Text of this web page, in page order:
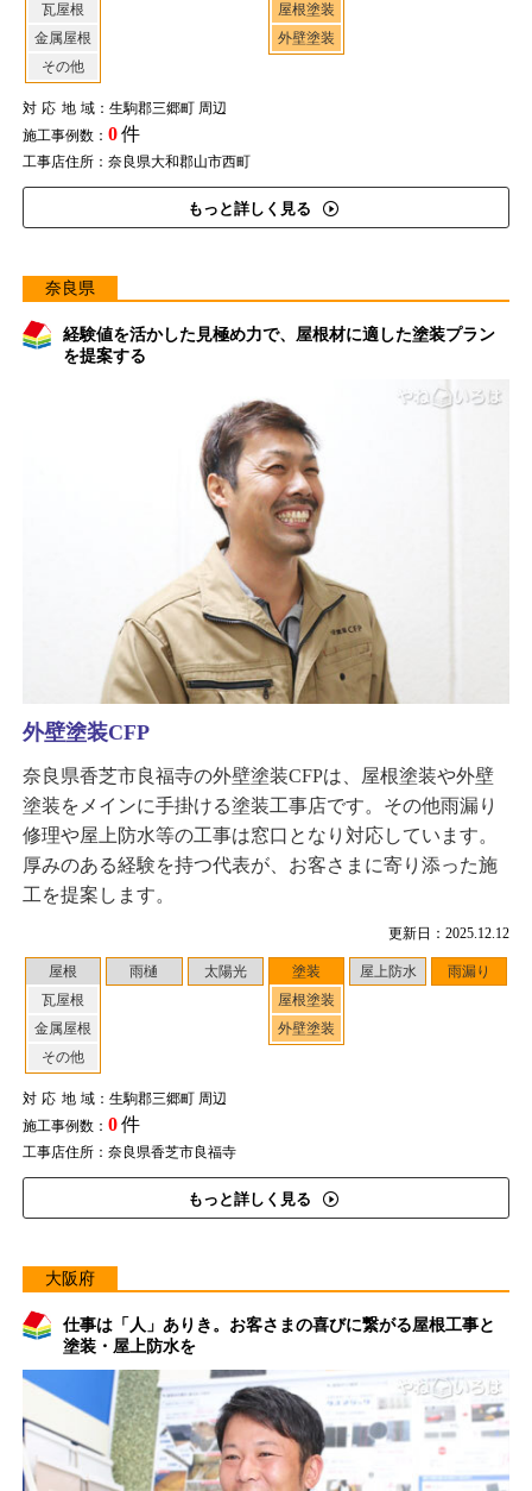
瓦屋根
金属屋根
その他
屋根塗装
外壁塗装
対応地域：生駒郡三郷町 周辺
施工事例数： 0件
工事店住所：奈良県大和郡山市西町
もっと詳しく見る
奈良県
経験値を活かした見極め力で、屋根材に適した塗装プラン
を提案する
更新日：2025.12.12
屋根
瓦屋根
金属屋根
その他
雨樋 太陽光
塗装
屋根塗装
外壁塗装
屋上防水 雨漏り
対応地域：生駒郡三郷町 周辺
施工事例数： 0件
工事店住所：奈良県香芝市良福寺
もっと詳しく見る
外壁塗装CFP
奈良県香芝市良福寺の外壁塗装CFPは、屋根塗装や外壁
塗装をメインに手掛ける塗装工事店です。その他雨漏り
修理や屋上防水等の工事は窓口となり対応しています。
厚みのある経験を持つ代表が、お客さまに寄り添った施
工を提案します。
大阪府
仕事は「人」ありき。お客さまの喜びに繋がる屋根工事と
塗装・屋上防水を